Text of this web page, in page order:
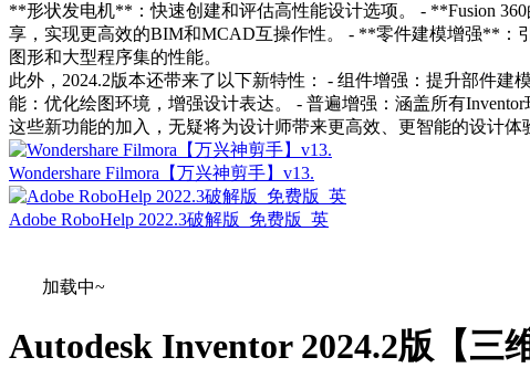
**形状发电机**：快速创建和评估高性能设计选项。 - **Fusion
享，实现更高效的BIM和MCAD互操作性。 - **零件建模增强**
图形和大型程序集的性能。
此外，2024.2版本还带来了以下新特性： - 组件增强：提升部件建
能：优化绘图环境，增强设计表达。 - 普遍增强：涵盖所有
这些新功能的加入，无疑将为设计师带来更高效、更智能的设计体验
Wondershare Filmora【万兴神剪手】v13.
Adobe RoboHelp 2022.3破解版_免费版_英
加载中~
Autodesk Inventor 2024.2版【三